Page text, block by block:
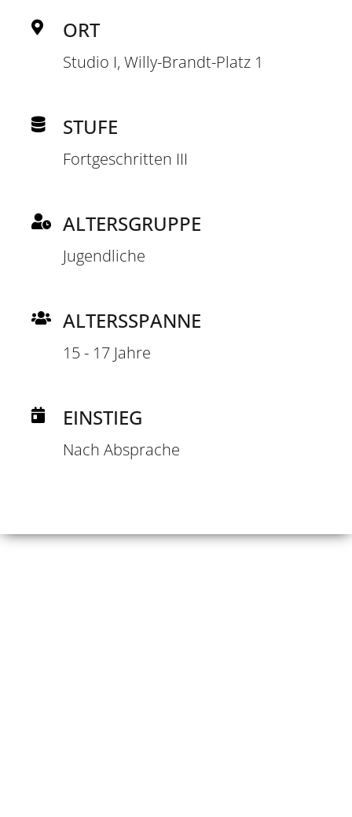
ORT
Studio I, Willy-Brandt-Platz 1
STUFE
Fortgeschritten III
ALTERSGRUPPE
Jugendliche
ALTERSSPANNE
15 - 17 Jahre
EINSTIEG
Nach Absprache